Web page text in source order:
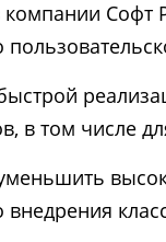
компании Софт
в том числе
внедрения